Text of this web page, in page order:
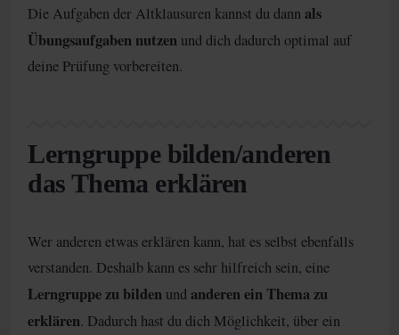
Die Aufgaben der Altklausuren kannst du dannals
Übungsaufgaben nutzen und dich dadurch optimal auf
deine Prüfung vorbereiten.
Lerngruppe bilden/anderen
das Thema erklären
Wer anderen etwas erklären kann, hat es selbst ebenfalls
verstanden. Deshalb kann es sehr hilfreich sein, eine
Lerngruppe zu bilden undanderen ein Thema zu
erklären. Dadurch hast du dich Möglichkeit, über ein